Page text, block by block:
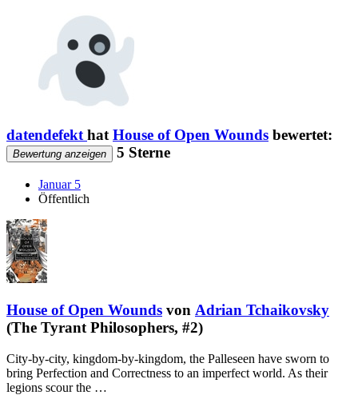
datendefekt hatHouse of Open Wounds bewertet:
Bewertung anzeigen 5 Sterne
Januar 5
Öffentlich
House of Open Wounds von Adrian Tchaikovsky
(The Tyrant Philosophers, #2)
City-by-city, kingdom-by-kingdom, the Palleseen have sworn to
bring Perfection and Correctness to an imperfect world. As their
legions scour the …